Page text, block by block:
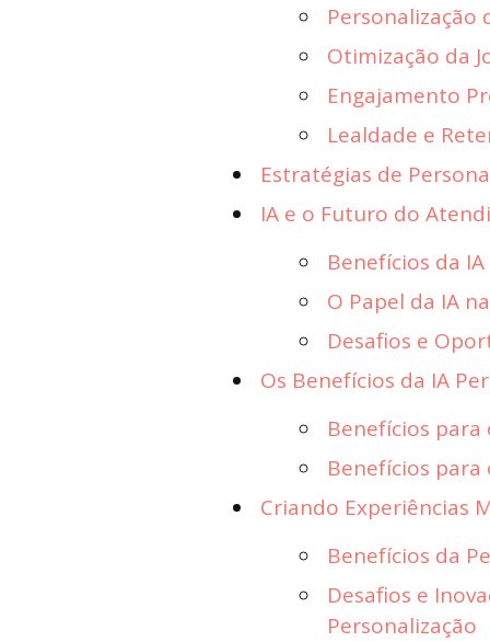
Personalização
Otimização da
Engajamento
Lealdade e
Estratégias de
IA e o Futuro do
Benefícios da
O Papel da IA
Desafios e
Os Benefícios da IA
Benefícios para
Benefícios para
Criando Experiências
Benefícios da
Desafios e
Personalização